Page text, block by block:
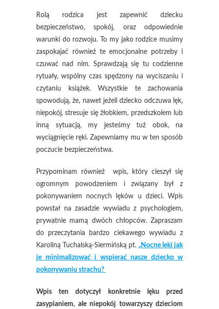
Rolą rodzica jest zapewnić dziecku
bezpieczeństwo, spokój, oraz odpowiednie
warunki do rozwoju. To my jako rodzice musimy
zaspokajać również te emocjonalne potrzeby i
czuwać nad nim. Sprawdzają się tu codzienne
rytuały, wspólny czas spędzony na wyciszaniu i
czytaniu książek. Wszystkie te zachowania
spowodują, że, nawet jeżeli dziecko odczuwa lęk,
niepokój, stresuje się żłobkiem, przedszkolem lub
inną sytuacją, my jesteśmy tuż obok, na
wyciągnięcie ręki. Zapewniamy mu w ten sposób
poczucie bezpieczeństwa.
Przypominam również wpis, który cieszył się
ogromnym powodzeniem i związany był z
pokonywaniem nocnych lęków u dzieci. Wpis
powstał na zasadzie wywiadu z psychologiem,
prywatnie mamą dwóch chłopców. Zapraszam
do przeczytania bardzo ciekawego wywiadu z
Karoliną Tuchalską-Siermińską pt. „Nocne lęki jak
je minimalizować i wspierać nasze dziecko w
pokonywaniu strachu?
Wpis ten dotyczył konkretnie lęku przed
zasypianiem, ale niepokój towarzyszy dzieciom